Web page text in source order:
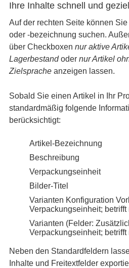
Ihre Inhalte schnell und
Auf der rechten Seite können
oder -bezeichnung suchen.
über Checkboxen nur aktive
Lagerbestandoder nur Artikel
Zielspracheanzeigen lassen.
Sobald Sie einen Artikel in Ihr
standardmäßig folgende
berücksichtigt:
Artikel-Bezeichnung
Beschreibung
Verpackungseinheit
Bilder-Titel
Varianten Konfiguration
Verpackungseinheit;
Varianten (Felder:
Verpackungseinheit;
Neben den Standardfeldern
Inhalte und Freitextfelder